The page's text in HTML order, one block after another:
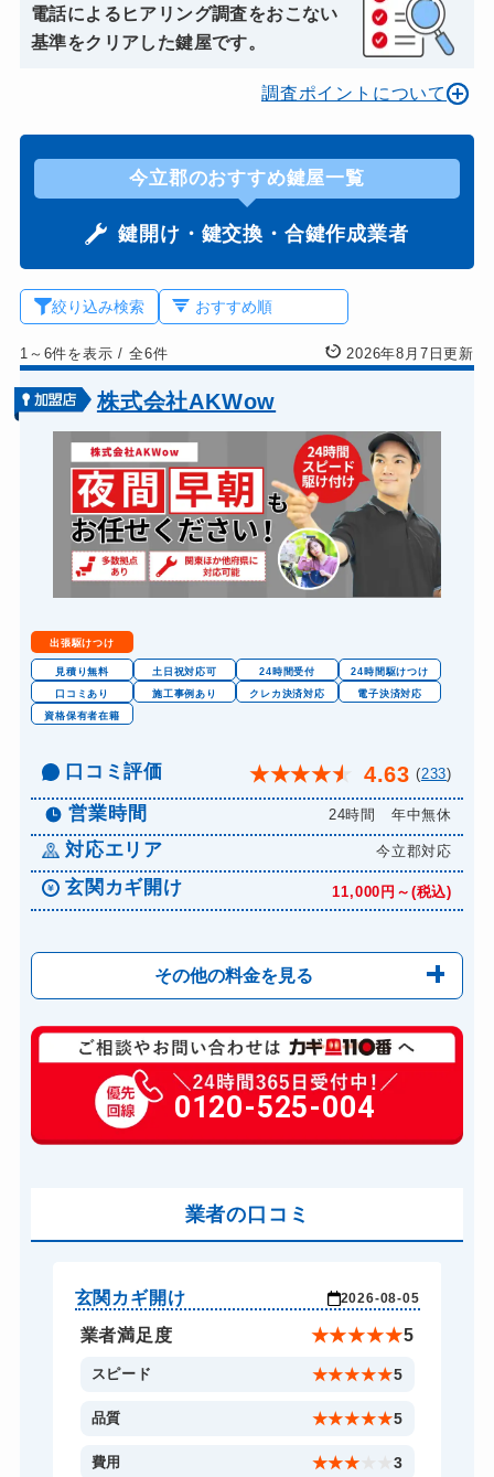
電話によるヒアリング調査をおこない
基準をクリアした鍵屋です。
調査ポイントについて
今立郡のおすすめ鍵屋一覧
鍵開け・鍵交換・合鍵作成業者
絞り込み検索
1～6件を表示/ 全6件 2026年8月7日更新
株式会社AKWow
出張駆けつけ
見積り無料 土日祝対応可 24時間受付
24時間駆けつけ
口コミあり
施工事例あり クレカ決済対応
電子決済対応
資格保有者在籍
口コミ評価 ★★★★★ 4.63 (233)
営業時間 24時間 年中無休
対応エリア 今立郡対応
玄関カギ開け 11,000円～(税込)
その他の料金を見る
玄関カギ修理 6,600円～(税込)
玄関カギ交換 14,300円～(税込)
車カギ開け 13,200円～(税込)
ドアノブカギ開け 10,780円～(税込)
ドアノブカギ交換 11,000円～(税込)
0120-525-004
業者の口コミ
玄関カギ開け 2026-08-05
業者満足度 ★★★★★5
スピード ★★★★★5
品質 ★★★★★5
費用 ★★★ 3